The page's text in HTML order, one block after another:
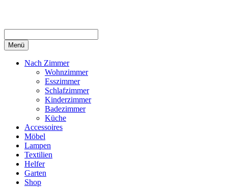
Menü
Nach Zimmer
Wohnzimmer
Esszimmer
Schlafzimmer
Kinderzimmer
Badezimmer
Küche
Accessoires
Möbel
Lampen
Textilien
Helfer
Garten
Shop